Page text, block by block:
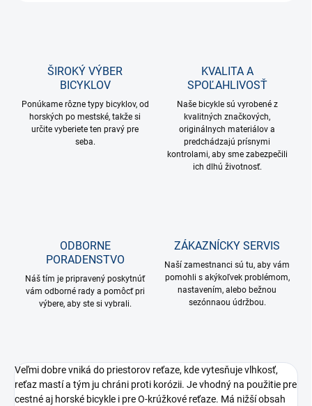
ŠIROKÝ VÝBER
BICYKLOV
Ponúkame rôzne typy bicyklov, od
horských po mestské, takže si
určite vyberiete ten pravý pre
seba.
KVALITA A
SPOĽAHLIVOSŤ
Naše bicykle sú vyrobené z
kvalitných značkových,
originálnych materiálov a
predchádzajú prísnymi
kontrolami, aby sme zabezpečili
ich dlhú životnosť.
ODBORNE
PORADENSTVO
Náš tím je pripravený poskytnúť
vám odborné rady a pomôcť pri
výbere, aby ste si vybrali.
ZÁKAZNÍCKY SERVIS
Naší zamestnanci sú tu, aby vám
pomohli s akýkoľvek problémom,
nastavením, alebo bežnou
sezónnaou údržbou.
Veľmi dobre vniká do priestorov reťaze, kde vytesňuje vlhkosť,
reťaz mastí a tým ju chráni proti korózii. Je vhodný na použitie pre
cestné aj horské bicykle i pre O-krúžkové reťaze. Má nižší obsah